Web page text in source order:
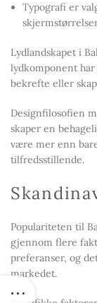
Typografi er
Lydlandskapet i
lydkomponent
bekrefte eller
Designfilosofien
skaper en
være mer enn
tilfredsstillende.
Populariteten til
gjennom flere
preferanser, og
markedet.